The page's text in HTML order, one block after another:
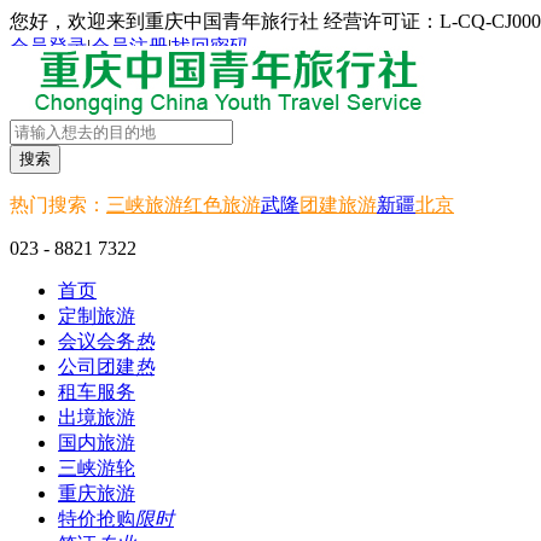
您好，欢迎来到重庆中国青年旅行社 经营许可证：L-CQ-
会员登录|会员注册|找回密码
搜索
热门搜索： 三峡旅游红色旅游武隆团建旅游新疆北京
023 - 8821 7322
首页
定制旅游
会议会务热
公司团建热
租车服务
出境旅游
国内旅游
三峡游轮
重庆旅游
特价抢购限时